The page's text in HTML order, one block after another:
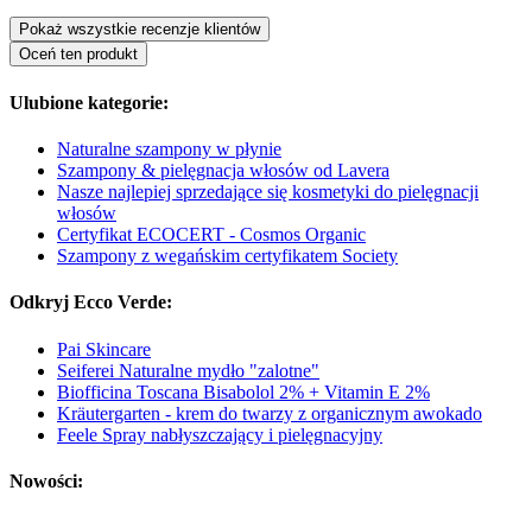
Pokaż wszystkie recenzje klientów
Oceń ten produkt
Ulubione kategorie:
Naturalne szampony w płynie
Szampony & pielęgnacja włosów od Lavera
Nasze najlepiej sprzedające się kosmetyki do pielęgnacji
włosów
Certyfikat ECOCERT - Cosmos Organic
Szampony z wegańskim certyfikatem Society
Odkryj Ecco Verde:
Pai Skincare
Seiferei Naturalne mydło "zalotne"
Biofficina Toscana Bisabolol 2% + Vitamin E 2%
Kräutergarten - krem do twarzy z organicznym awokado
Feele Spray nabłyszczający i pielęgnacyjny
Nowości: